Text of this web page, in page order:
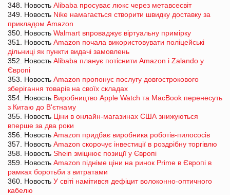
348. Новость Alibaba просуває люкс через метавсесвіт
349. Новость Nike намагається створити швидку доставку за
прикладом Amazon
350. Новость Walmart впроваджує віртуальну примірку
351. Новость Amazon почала використовувати поліцейські
дільниці як пункти видачі замовлень
352. Новость Alibaba планує потіснити Amazon і Zalando у
Європі
353. Новость Amazon пропонує послугу довгострокового
зберігання товарів на своїх складах
354. Новость Виробництво Apple Watch та MacBook перенесуть
з Китаю до В'єтнаму
355. Новость Ціни в онлайн-магазинах США знижуються
вперше за два роки
356. Новость Amazon придбає виробника роботів-пилососів
357. Новость Amazon скорочує інвестиції в роздрібну торгівлю
358. Новость Shein зміцнює позиції у Європі
359. Новость Amazon підніме ціни на ринок Prime в Європі в
рамках боротьби з витратами
360. Новость У світі намітився дефіцит волоконно-оптичного
кабелю